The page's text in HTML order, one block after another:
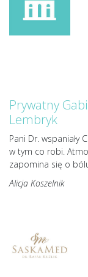
Prywatny
Lembryk
Pani Dr. wspaniały
w tym co robi.
zapomina się o
Alicja Koszelnik